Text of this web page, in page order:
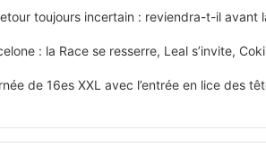
toujours incertain : reviendra-t-il avant
: la Race se resserre, Leal s’invite,
de 16es XXL avec l’entrée en lice des